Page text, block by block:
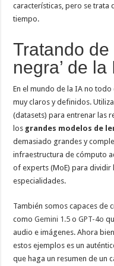
características, pero se trata
tiempo.
Tratando de
negra’ de la
En el mundo de la IA no
muy claros y definidos.
(datasets) para entrenar las
los grandes modelos de
demasiado grandes y
infraestructura de cómputo
of experts (MoE) para
especialidades.
También somos capaces de
comoGemini 1.5 oGPT-4o
audio e imágenes. Ahora
estos ejemplos es un
que haga un resumen de un